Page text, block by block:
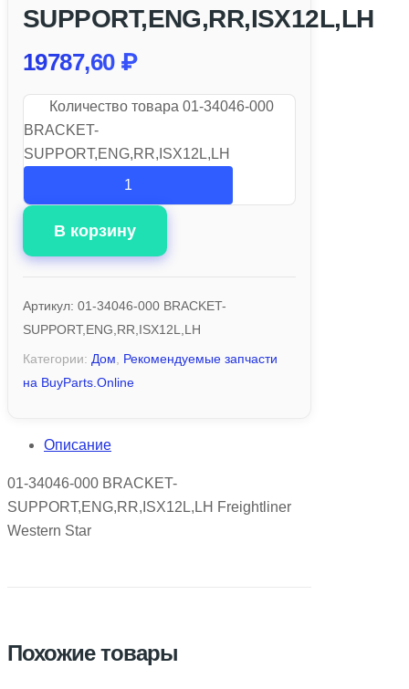
SUPPORT,ENG,RR,ISX12L,LH
19787,60 ₽
Количество товара 01-34046-000
BRACKET-
SUPPORT,ENG,RR,ISX12L,LH
В корзину
Артикул: 01-34046-000 BRACKET-
SUPPORT,ENG,RR,ISX12L,LH
Категории: Дом
Рекомендуемые запчасти
на BuyParts.Online
Описание
01-34046-000 BRACKET-
SUPPORT,ENG,RR,ISX12L,LH Freightliner
Western Star
Похожие товары